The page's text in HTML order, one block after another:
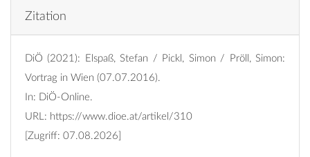
Zitation
DiÖ (2021): Elspaß, Stefan / Pickl, Simon / Pröll, Simon:
Vortrag in Wien (07.07.2016).
In: DiÖ-Online.
URL: https://www.dioe.at/artikel/310
[Zugriff: 07.08.2026]